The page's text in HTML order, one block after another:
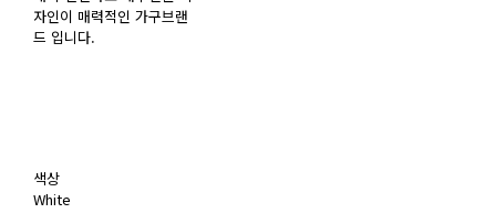
자인이 매력적인 가구브랜
드 입니다.
색상
White